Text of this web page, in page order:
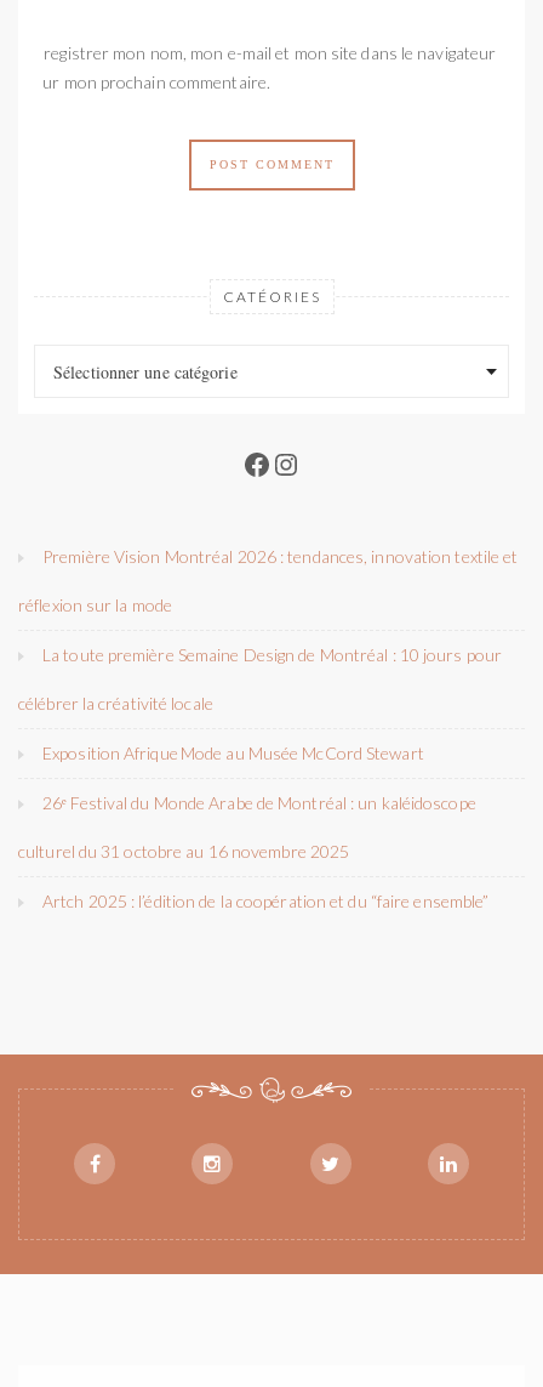
Enregistrer mon nom, mon e-mail et mon site dans le navigateur
pour mon prochain commentaire.
CATÉORIES
Sélectionner une catégorie
Facebook
Instagram
Première Vision Montréal 2026 : tendances, innovation textile et
réflexion sur la mode
La toute première Semaine Design de Montréal : 10 jours pour
célébrer la créativité locale
Exposition Afrique Mode au Musée McCord Stewart
26ᵉ Festival du Monde Arabe de Montréal : un kaléidoscope
culturel du 31 octobre au 16 novembre 2025
Artch 2025 : l’édition de la coopération et du “faire ensemble”